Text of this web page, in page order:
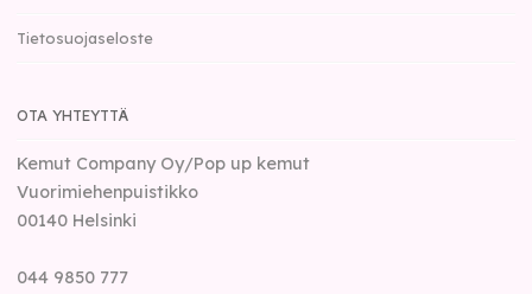
Tietosuojaseloste
OTA YHTEYTTÄ
Kemut Company Oy/Pop up kemut
Vuorimiehenpuistikko
00140 Helsinki
044 9850 777